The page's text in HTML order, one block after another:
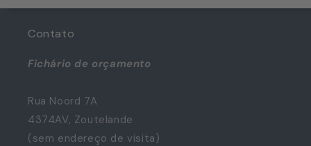
Contato
Fichário de orçamento
Rua Noord 7A
4374AV, Zoutelande
(sem endereço de visita)